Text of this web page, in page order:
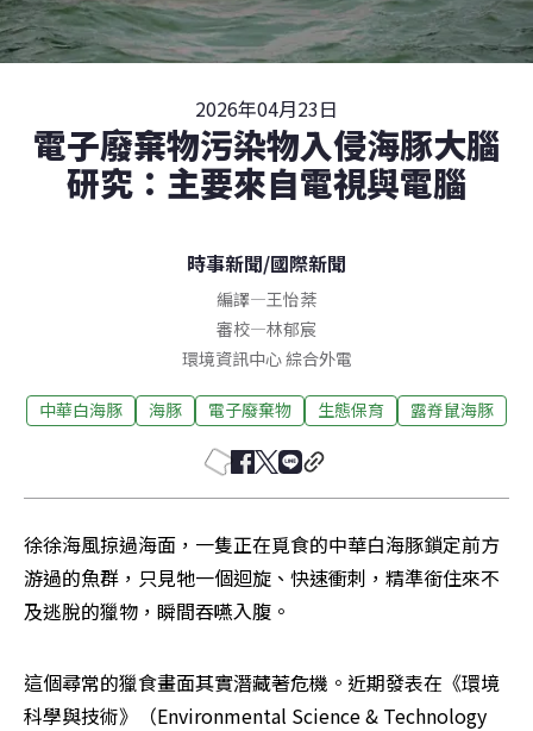
2026年04月23日
電子廢棄物污染物入侵海豚大腦
研究：主要來自電視與電腦
時事新聞/國際新聞
編譯—王怡棻
審校—林郁宸
環境資訊中心 綜合外電
中華白海豚 海豚 電子廢棄物 生態保育 露脊鼠海豚
徐徐海風掠過海面，一隻正在覓食的中華白海豚鎖定前方
游過的魚群，只見牠一個迴旋、快速衝刺，精準銜住來不
及逃脫的獵物，瞬間吞嚥入腹。
這個尋常的獵食畫面其實潛藏著危機。近期發表在《環境
科學與技術》（Environmental Science & Technology